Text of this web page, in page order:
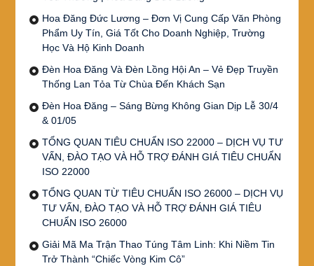
Hoa Đăng Đức Lương – Đơn Vị Cung Cấp Văn Phòng
Phẩm Uy Tín, Giá Tốt Cho Doanh Nghiệp, Trường
Học Và Hộ Kinh Doanh
Đèn Hoa Đăng Và Đèn Lồng Hội An – Vẻ Đẹp Truyền
Thống Lan Tỏa Từ Chùa Đến Khách Sạn
Đèn Hoa Đăng – Sáng Bừng Không Gian Dịp Lễ 30/4
& 01/05
TỔNG QUAN TIÊU CHUẨN ISO 22000 – DỊCH VỤ TƯ
VẤN, ĐÀO TẠO VÀ HỖ TRỢ ĐÁNH GIÁ TIÊU CHUẨN
ISO 22000
TỔNG QUAN TỪ TIÊU CHUẨN ISO 26000 – DỊCH VỤ
TƯ VẤN, ĐÀO TẠO VÀ HỖ TRỢ ĐÁNH GIÁ TIÊU
CHUẨN ISO 26000
Giải Mã Ma Trận Thao Túng Tâm Linh: Khi Niềm Tin
Trở Thành “Chiếc Vòng Kim Cô”